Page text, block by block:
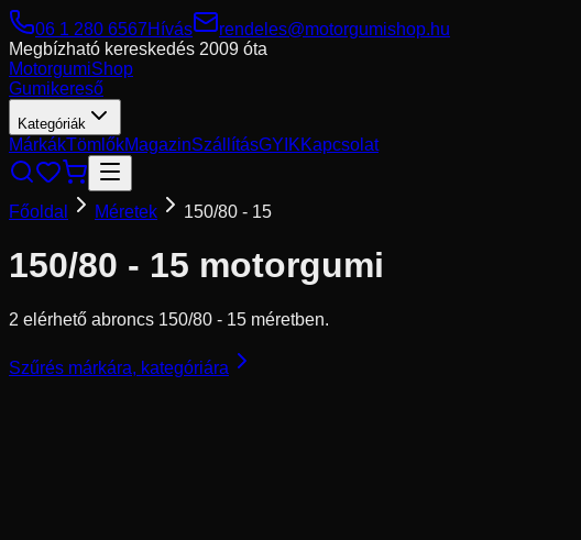
06 1 280 6567Hívás
rendeles@motorgumishop.hu
Megbízható kereskedés 2009 óta
MotorgumiShop
Gumikereső
Kategóriák
MárkákTömlőkMagazinSzállításGYIKKapcsolat
Főoldal Méretek 150/80 - 15
150/80 - 15 motorgumi
2 elérhető abroncs 150/80 - 15 méretben.
Szűrés márkára, kategóriára